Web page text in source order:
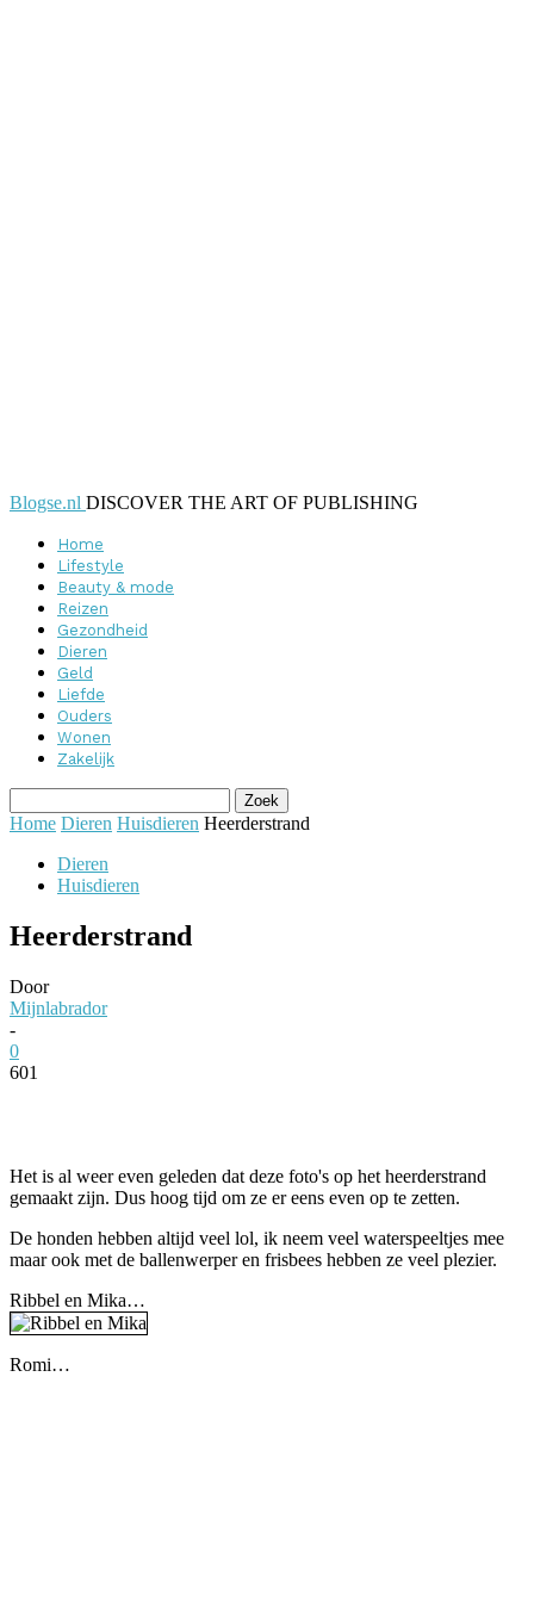
Blogse.nl DISCOVER THE ART OF PUBLISHING
Home
Lifestyle
Beauty & mode
Reizen
Gezondheid
Dieren
Geld
Liefde
Ouders
Wonen
Zakelijk
Home Dieren Huisdieren Heerderstrand
Dieren
Huisdieren
Heerderstrand
Door
Mijnlabrador
-
0
601
Het is al weer even geleden dat deze foto's op het heerderstrand
gemaakt zijn. Dus hoog tijd om ze er eens even op te zetten.
De honden hebben altijd veel lol, ik neem veel waterspeeltjes mee
maar ook met de ballenwerper en frisbees hebben ze veel plezier.
Ribbel en Mika…
Romi…